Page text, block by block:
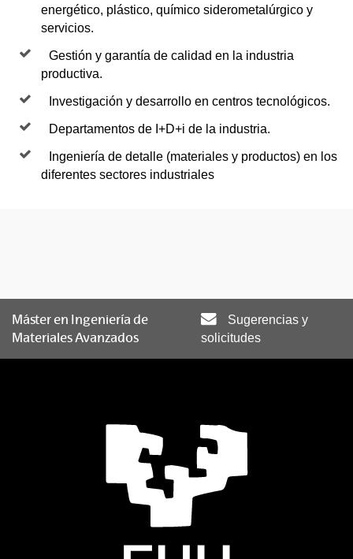
energético, plástico, químico siderometalúrgico y
servicios.
Gestión y garantía de calidad en la industria
productiva.
Investigación y desarrollo en centros tecnológicos.
Departamentos de I+D+i de la industria.
Ingeniería de detalle (materiales y productos) en los
diferentes sectores industriales
Máster en Ingeniería de
Materiales Avanzados
Sugerencias y
solicitudes